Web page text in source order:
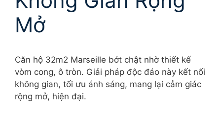
Mở
Căn hộ 32m2 Marseille bớt chật nhờ thiết kế
vòm cong, ô tròn. Giải pháp độc đáo này kết nối
không gian, tối ưu ánh sáng, mang lại cảm giác
rộng mở, hiện đại.